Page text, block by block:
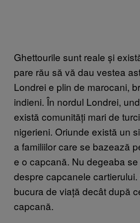
Ghettourile sunt reale și
pare rău să vă dau vestea
Londrei e plin de marocani,
indieni. În nordul Londrei,
există comunități mari de
nigerieni. Oriunde există un
a familiilor care se bazează
e o capcană. Nu degeaba
despre capcanele cartierului.
bucura de viață decât după
capcană.